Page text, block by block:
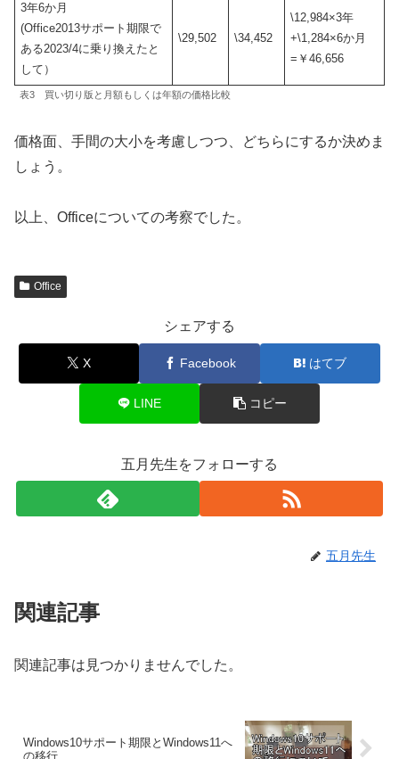
3年6か月
(Office2013サポート期限で
ある2023/4に乗り換えたと
して）
\29,502 \34,452
\12,984×3年
+\1,284×6か月
=￥46,656
表3 買い切り版と月額もしくは年額の価格比較
価格面、手間の大小を考慮しつつ、どちらにするか決めま
しょう。
以上、Officeについての考察でした。
Office
シェアする
X Facebook はてブ
LINE コピー
五月先生をフォローする
五月先生
関連記事
関連記事は見つかりませんでした。
Windows10サポート期限とWindows11へ
の移行